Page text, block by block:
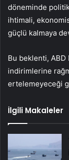
döneminde
ihtimali,
güçlü kalmaya
Bu beklenti, ABD
indirimlerine
ertelemeyeceği
İlgili Makaleler